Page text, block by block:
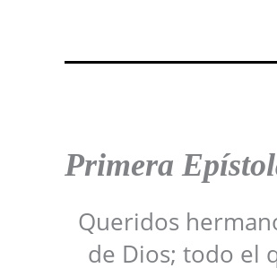
Primera
Queridos
de Dios; todo el